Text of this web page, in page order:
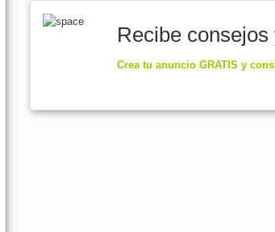
Recibe
Crea tu anuncio GRATIS y